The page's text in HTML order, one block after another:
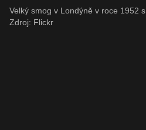
Velký smog v Londýně v roce 1952
Zdroj: Flickr